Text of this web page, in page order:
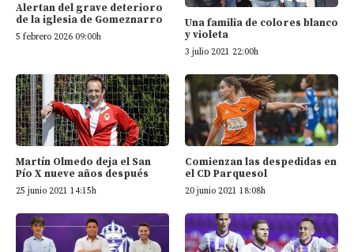
Alertan del grave deterioro
de la iglesia de Gomeznarro
5 febrero 2026 09:00h
Una familia de colores blanco
y violeta
3 julio 2021 22:00h
Martín Olmedo deja el San
Pío X nueve años después
25 junio 2021 14:15h
Comienzan las despedidas en
el CD Parquesol
20 junio 2021 18:08h